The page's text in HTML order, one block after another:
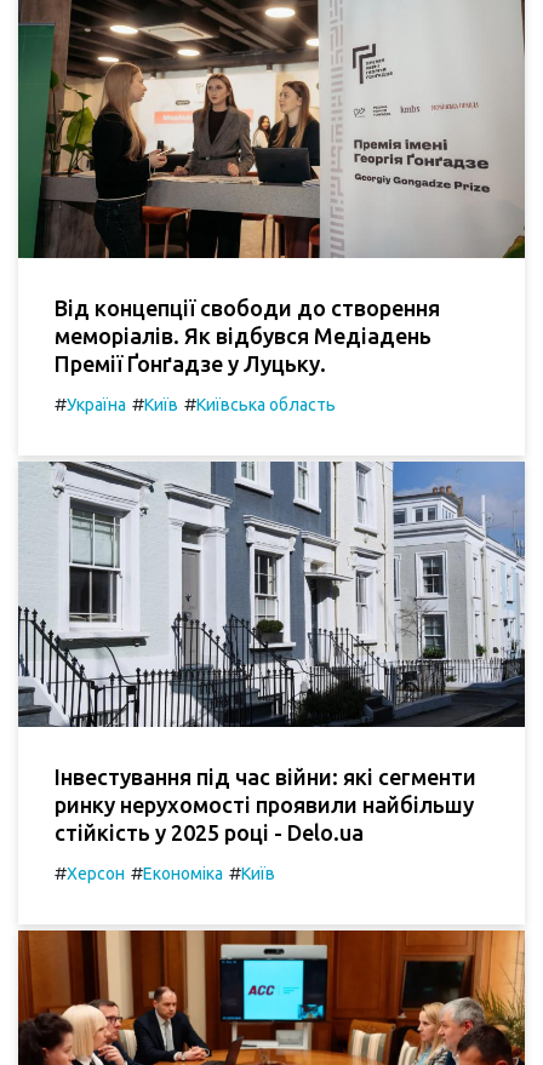
Від концепції свободи до створення
меморіалів. Як відбувся Медіадень
Премії Ґонґадзе у Луцьку.
#Україна #Київ #Київська область
Інвестування під час війни: які сегменти
ринку нерухомості проявили найбільшу
стійкість у 2025 році - Delo.ua
#Херсон #Економіка #Київ